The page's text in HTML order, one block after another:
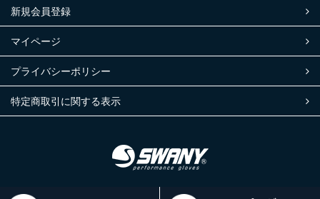
新規会員登録
マイページ
プライバシーポリシー
特定商取引に関する表示